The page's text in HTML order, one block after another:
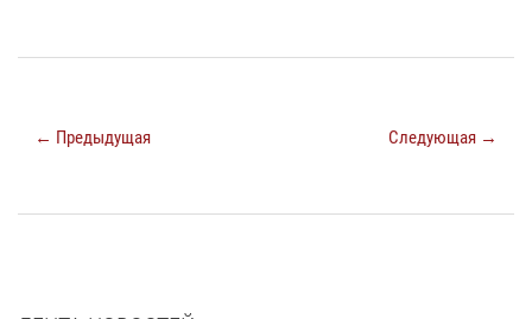
← Предыдущая Следующая →